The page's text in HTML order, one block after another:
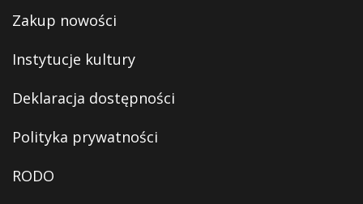
Zakup nowości
Instytucje kultury
Deklaracja dostępności
Polityka prywatności
RODO